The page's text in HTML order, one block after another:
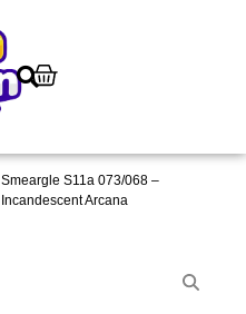
Smeargle S11a 073/068 –
Incandescent Arcana